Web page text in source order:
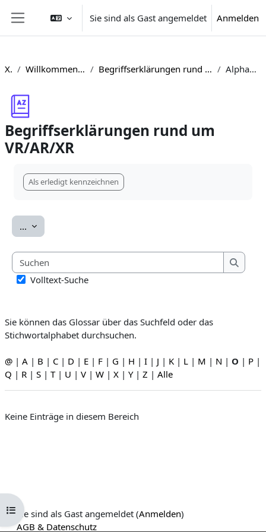
Website-Übersicht
Sie sind als Gast angemeldet Anmelden
Kursindex öffnen
XR Willkommensbereich Begriffserklärungen rund um VR/AR/XR Alphabetisch
Begriffserklärungen rund um
VR/AR/XR
Als erledigt kennzeichnen
... Einträge exportieren
Suchen
Suchen
Volltext-Suche
Sie können das Glossar über das Suchfeld oder das
Stichwortalphabet durchsuchen.
@ | A | B | C | D | E | F | G | H | I | J | K | L | M | N | O | P |
Q | R | S | T| U | V | W | X | Y| Z | Alle
Keine Einträge in diesem Bereich
Sie sind als Gast angemeldet (Anmelden)
AGB & Datenschutz